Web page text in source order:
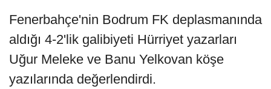
Fenerbahçe'nin Bodrum FK deplasmanında
aldığı 4-2'lik galibiyeti Hürriyet yazarları
Uğur Meleke ve Banu Yelkovan köşe
yazılarında değerlendirdi.